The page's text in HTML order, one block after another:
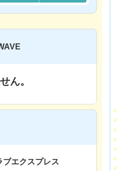
ん。
ブエクスプレス